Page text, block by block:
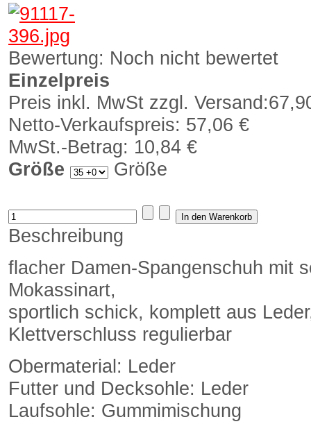
Bewertung: Noch nicht bewertet
Einzelpreis
Preis inkl. MwSt zzgl. Versand:
Netto-Verkaufspreis: 57,06 €
MwSt.-Betrag: 10,84 €
Größe
Größe
Beschreibung
flacher Damen-Spangenschuh mit
Mokassinart,
sportlich schick, komplett aus
Klettverschluss regulierbar
Obermaterial: Leder
Futter und Decksohle: Leder
Laufsohle: Gummimischung